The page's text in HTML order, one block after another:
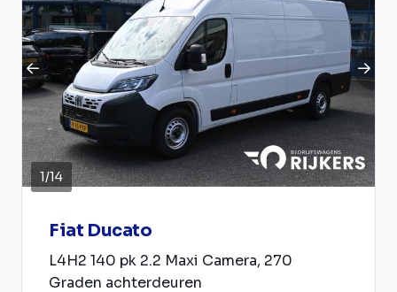
1/14
Fiat Ducato
L4H2 140 pk 2.2 Maxi Camera, 270
Graden achterdeuren